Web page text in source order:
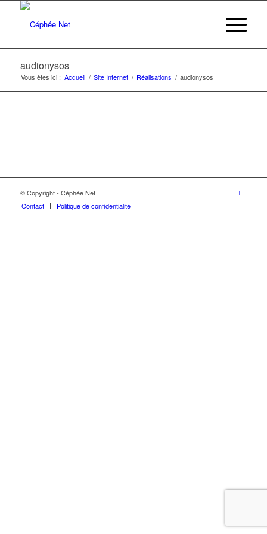
audionysos
Vous êtes ici : Accueil / Site Internet / Réalisations / audionysos
© Copyright - Céphée Net
Contact
Politique de confidentialité